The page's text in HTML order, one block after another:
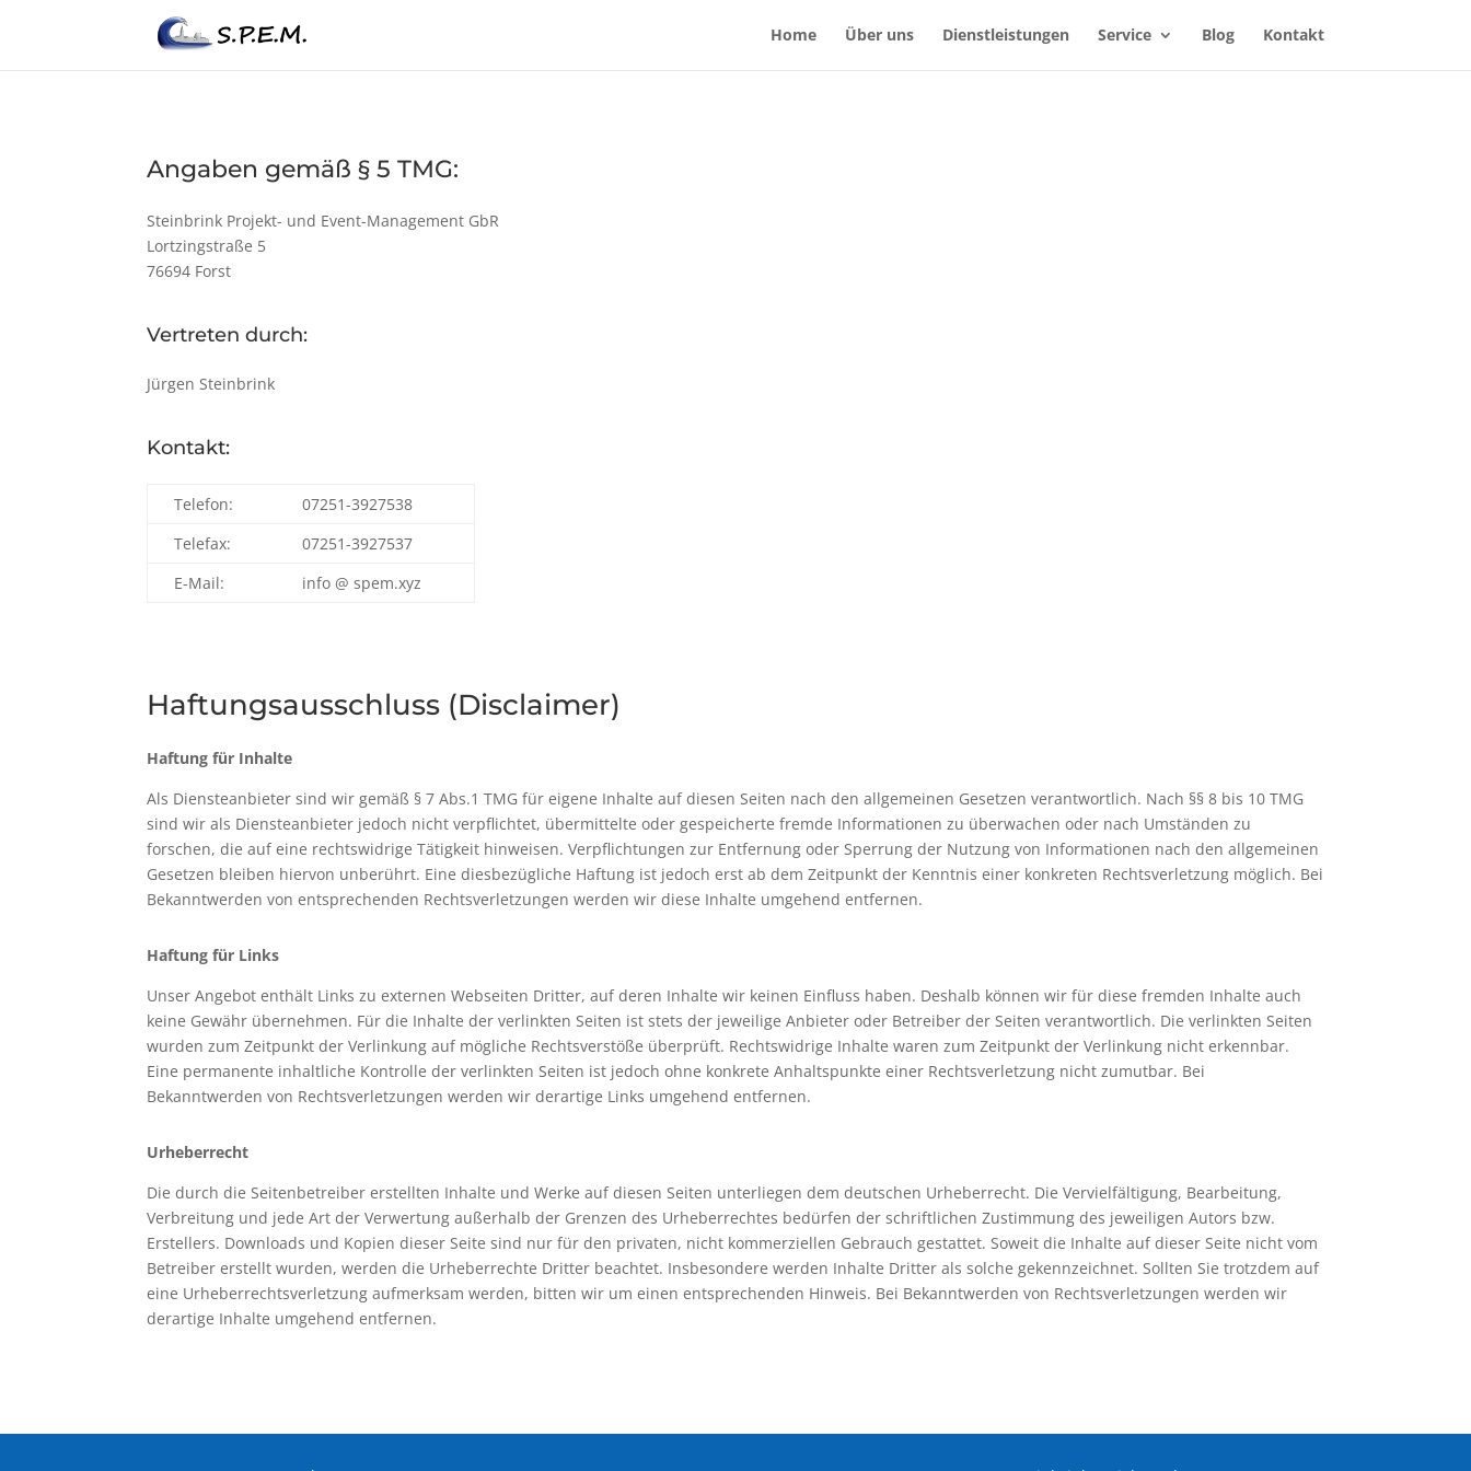
Home Über uns Dienstleistungen Service Blog Kontakt
Angaben gemäß § 5 TMG:
Steinbrink Projekt- und Event-Management GbR
Lortzingstraße 5
76694 Forst
Vertreten durch:
Jürgen Steinbrink
Kontakt:
Telefon:
07251-3927538
Telefax:
07251-3927537
E-Mail:
info @ spem.xyz
Haftungsausschluss (Disclaimer)
Haftung für Inhalte
Als Diensteanbieter sind wir gemäß § 7 Abs.1 TMG für eigene Inhalte auf diesen Seiten nach den allgemeinen Gesetzen verantwortlich. Nach §§ 8 bis 10 TMG
sind wir als Diensteanbieter jedoch nicht verpflichtet, übermittelte oder gespeicherte fremde Informationen zu überwachen oder nach Umständen zu
forschen, die auf eine rechtswidrige Tätigkeit hinweisen. Verpflichtungen zur Entfernung oder Sperrung der Nutzung von Informationen nach den allgemeinen
Gesetzen bleiben hiervon unberührt. Eine diesbezügliche Haftung ist jedoch erst ab dem Zeitpunkt der Kenntnis einer konkreten Rechtsverletzung möglich. Bei
Bekanntwerden von entsprechenden Rechtsverletzungen werden wir diese Inhalte umgehend entfernen.
Haftung für Links
Unser Angebot enthält Links zu externen Webseiten Dritter, auf deren Inhalte wir keinen Einfluss haben. Deshalb können wir für diese fremden Inhalte auch
keine Gewähr übernehmen. Für die Inhalte der verlinkten Seiten ist stets der jeweilige Anbieter oder Betreiber der Seiten verantwortlich. Die verlinkten Seiten
wurden zum Zeitpunkt der Verlinkung auf mögliche Rechtsverstöße überprüft. Rechtswidrige Inhalte waren zum Zeitpunkt der Verlinkung nicht erkennbar.
Eine permanente inhaltliche Kontrolle der verlinkten Seiten ist jedoch ohne konkrete Anhaltspunkte einer Rechtsverletzung nicht zumutbar. Bei
Bekanntwerden von Rechtsverletzungen werden wir derartige Links umgehend entfernen.
Urheberrecht
Die durch die Seitenbetreiber erstellten Inhalte und Werke auf diesen Seiten unterliegen dem deutschen Urheberrecht. Die Vervielfältigung, Bearbeitung,
Verbreitung und jede Art der Verwertung außerhalb der Grenzen des Urheberrechtes bedürfen der schriftlichen Zustimmung des jeweiligen Autors bzw.
Erstellers. Downloads und Kopien dieser Seite sind nur für den privaten, nicht kommerziellen Gebrauch gestattet. Soweit die Inhalte auf dieser Seite nicht vom
Betreiber erstellt wurden, werden die Urheberrechte Dritter beachtet. Insbesondere werden Inhalte Dritter als solche gekennzeichnet. Sollten Sie trotzdem auf
eine Urheberrechtsverletzung aufmerksam werden, bitten wir um einen entsprechenden Hinweis. Bei Bekanntwerden von Rechtsverletzungen werden wir
derartige Inhalte umgehend entfernen.